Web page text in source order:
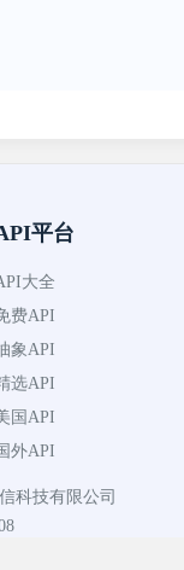
平台
大全
费API
象API
选API
国API
外API
科技有限公司